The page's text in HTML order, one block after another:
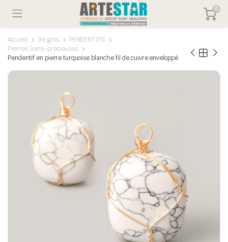
0
Accueil De gros
PENDENTIFS
Pierres Semi-précieuses
Pendentif en pierre turquoise blanche fil de cuivre enveloppé